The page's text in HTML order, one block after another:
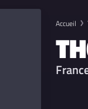
Accueil